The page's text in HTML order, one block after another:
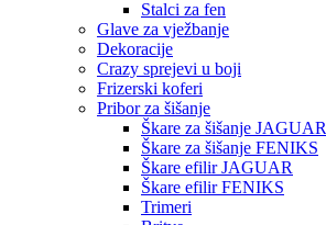
Stalci za fen
Glave za vježbanje
Dekoracije
Crazy sprejevi u boji
Frizerski koferi
Pribor za šišanje
Škare za šišanje JAGUAR
Škare za šišanje FENIKS
Škare efilir JAGUAR
Škare efilir FENIKS
Trimeri